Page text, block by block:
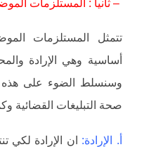
تتمثل المستلزمات
أساسية وهي الإرادة
وسنسلط الضوء على هذه
صحة التبليغات القضائية
أ. الإرادة: ان الإرادة لكي